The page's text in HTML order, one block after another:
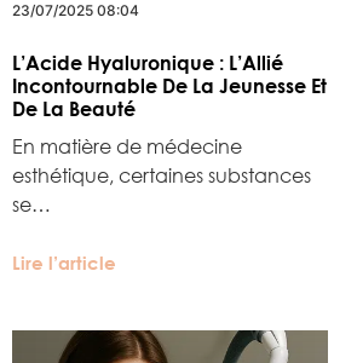
23/07/2025 08:04
L’Acide Hyaluronique : L’Allié
Incontournable De La Jeunesse Et
De La Beauté
En matière de médecine
esthétique, certaines substances
se…
Lire l’article